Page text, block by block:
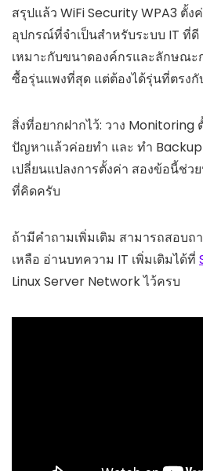
สรุปแล้ว WiFi Security WPA3 ตั้ง
อุปกรณ์ที่จำเป็นสำหรับระบบ IT ที่ดี
เหมาะกับขนาดองค์กรและลักษณะ
ซื้อรุ่นแพงที่สุด แต่ต้องได้รุ่นที่ตรงกั
สิ่งที่อยากฝากไว้: วาง Monitoring
ปัญหาแล้วค่อยทำ และ ทำ
เปลี่ยนแปลงการตั้งค่า สองข้อนี้ช่
ที่คิดครับ
ถ้ามีคำถามเพิ่มเติม สามารถสอบถ
เหลือ อ่านบทความ IT เพิ่มเติมได้ที่
Linux Server Network ไว้ครบ